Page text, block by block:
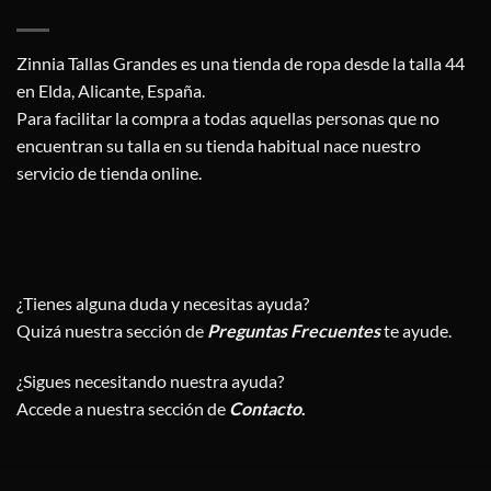
Zinnia Tallas Grandes es una tienda de ropa desde la talla 44
en Elda, Alicante, España.
Para facilitar la compra a todas aquellas personas que no
encuentran su talla en su tienda habitual nace nuestro
servicio de tienda online.
¿Tienes alguna duda y necesitas ayuda?
Quizá nuestra sección de Preguntas Frecuenteste ayude.
¿Sigues necesitando nuestra ayuda?
Accede a nuestra sección de Contacto.